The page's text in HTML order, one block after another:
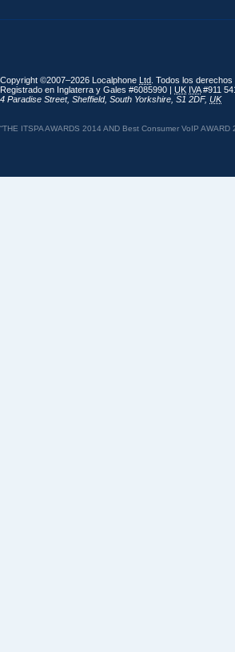
Copyright ©2007–2026 Localphone Ltd . Todos los
Registrado en Inglaterra y Gales #6085990 | UK IVA#911
4 Paradise Street, Sheffield, South Yorkshire S1 2DF, UK
“THE ITSPA AWARDS 2014 AND Best Consumer VoIP